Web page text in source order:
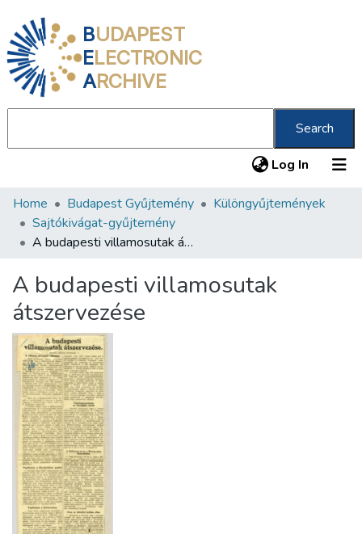
BUDAPEST
ELECTRONIC
ARCHIVE
Search
Log In (current)
Communities & Collections
All of DSpace
About us
Home Budapest Gyűjtemény
Különgyűjtemények
Sajtókivágat-gyűjtemény
A budapesti villamosutak átszervezése
A budapesti villamosutak
átszervezése